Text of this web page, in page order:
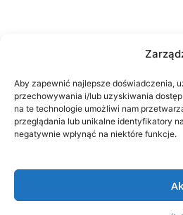
Aby zapewnić najlepsze doświadczenia,
przechowywania i/lub uzyskiwania
na te technologie umożliwi nam
przeglądania lub unikalne identyfikatory
negatywnie wpłynąć na niektóre funkcje.